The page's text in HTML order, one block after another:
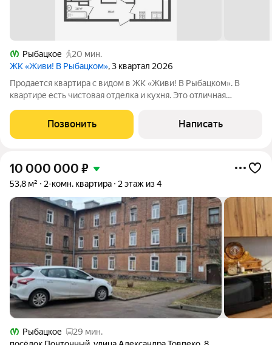
Рыбацкое
20 мин.
ЖК «Живи! В Рыбацком», 3 квартал 2026
Продается квартира с видом в ЖК «Живи! В Рыбацком». В
квартире есть чистовая отделка и кухня. Это отличная
беспроцентную рассрочку на еще два года с ежемесячным
платежом 83 тысячи рублей. Квартира
Позвонить Написать
10 000 000 ₽
53,8 м² 2-комн. квартира 2 этаж из 4
Рыбацкое
29 мин.